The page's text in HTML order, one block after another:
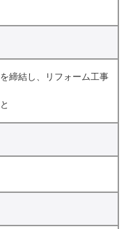
締結し、リフォーム工事